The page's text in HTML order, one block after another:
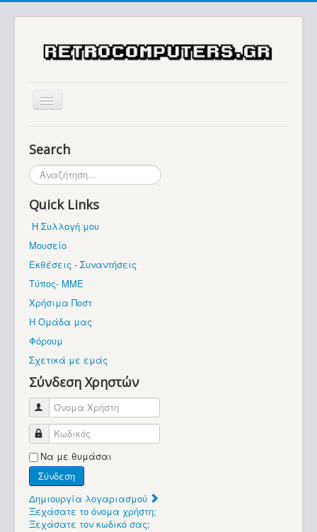
Μουσείο
Βρίσκεστε εδώ:
Search
Αναζήτηση...
Quick Links
Η Συλλογή μου
Μουσείο
Εκθέσεις - Συναντήσεις
Τύπος- ΜΜΕ
Χρήσιμα Ποστ
Η Ομάδα μας
Φόρουμ
Σχετικά με εμάς
Σύνδεση Χρηστών
Όνομα Χρήστη
Κωδικός
Να με θυμάσαι
Σύνδεση
Δημιουργία λογαριασμού
Ξεχάσατε το όνομα χρήστη;
Ξεχάσατε τον κωδικό σας;